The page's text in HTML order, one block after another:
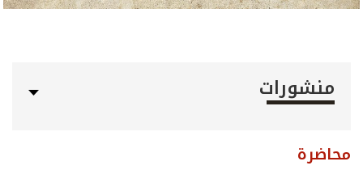
منشورات
محاضرة